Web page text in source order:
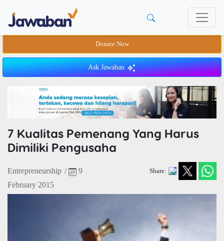
Donate Now
Ask Jawaban
7 Kualitas Pemenang Yang Harus
Dimiliki Pengusaha
Entrepreneurship /
9
February 2015
Share: